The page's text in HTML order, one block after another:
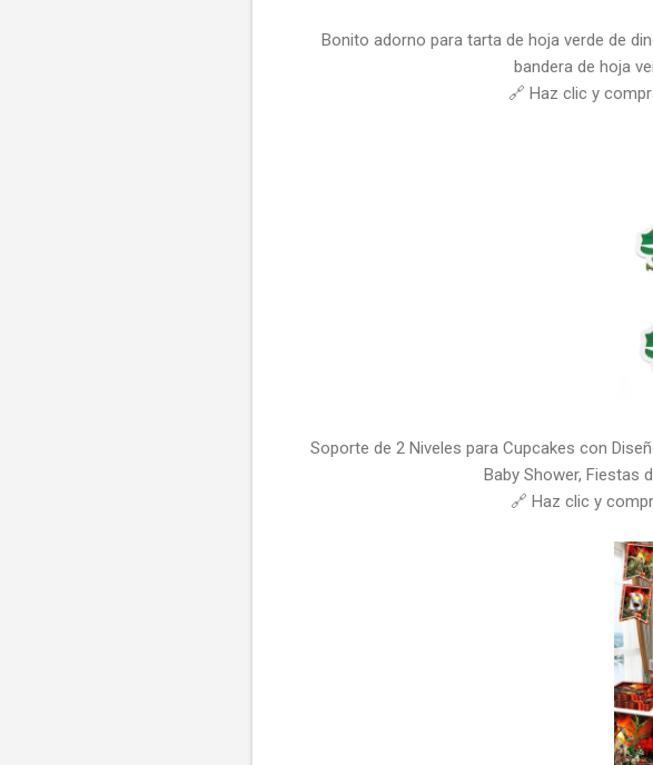
Bonito adorno para tarta de hoja verde de
bandera de hoja
🔗 Haz clic y
Soporte de 2 Niveles para Cupcakes con
Baby Shower, Fiestas
🔗 Haz clic y